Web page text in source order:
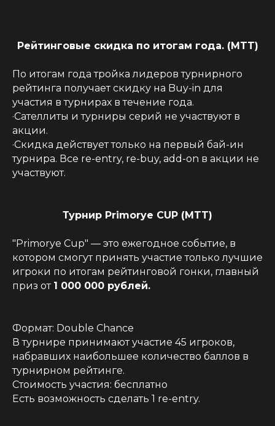
Рейтинговые скидка по итогам года. (MTT)
По итогам года тройка лидеров турнирного
рейтинга получает скидку на Buy-in для
участия в турнирах в течение года.
·Сателлиты и турниры серий не участвуют в
акции.
·Скидка действует только на первый бай-ин
турнира. Все re-entry, re-buy, add-on в акции не
участвуют.
Турнир Primorye CUP (MTT)
"Primorye Cup" — это ежегодное событие, в
котором смогут принять участие только лучшие
игроки по итогам рейтинговой гонки, главный
приз от 1 000 000 рублей.
Формат: Double Chance
В турнире принимают участие 45 игроков,
набравших наибольшее количество баллов в
турнирном рейтинге.
Стоимость участия: бесплатно
Есть возможность сделать 1 re-entry.